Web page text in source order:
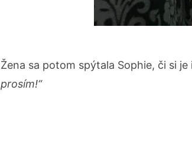
Žena sa potom spýtala Sophie, či si
prosím!“